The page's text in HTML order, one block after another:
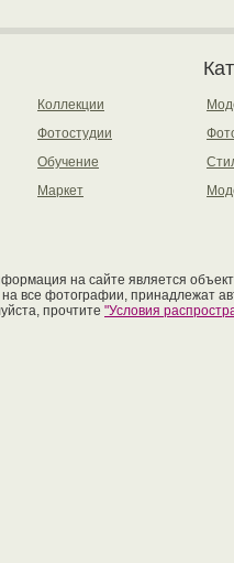
Коллекции
Фотостудии
Обучение
Маркет
на сайте является
на все фотографии, принадлежат
прочтите "Условия